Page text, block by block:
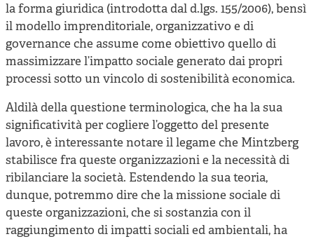
la forma giuridica (introdotta dal d.lgs. 155/2006), bensì
il modello imprenditoriale, organizzativo e di
governance che assume come obiettivo quello di
massimizzare l’impatto sociale generato dai propri
processi sotto un vincolo di sostenibilità economica.
Aldilà della questione terminologica, che ha la sua
significatività per cogliere l’oggetto del presente
lavoro, è interessante notare il legame che Mintzberg
stabilisce fra queste organizzazioni e la necessità di
ribilanciare la società. Estendendo la sua teoria,
dunque, potremmo dire che la missione sociale di
queste organizzazioni, che si sostanzia con il
raggiungimento di impatti sociali ed ambientali, ha